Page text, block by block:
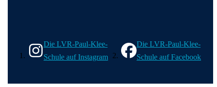
Die LVR-Paul-Klee-
Schule auf Instagram
Die LVR-Paul-Klee-
Schule auf Facebook